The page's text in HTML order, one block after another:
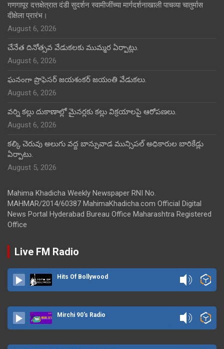
गणगापूर दत्तक्षेत्रात दंडी सुदर्शन स्वामीजींच्या मार्गदर्शनाखाली पाचव्या चातुर्मास
दीक्षेला प्रारंभ।
August 6, 2026
చేనేత దినోత్సవ వేడుకలకు ముమ్మర ఏర్పాట్లు.
August 6, 2026
ఘనంగా ప్రొఫెసర్ జయశంకర్ జయంతి వేడుకలు.
August 6, 2026
వర్ని కల్లు దుకాణాల్లో మైనర్లకు కల్లు విక్రయాలపై ఆరోపణలు.
August 6, 2026
కల్కి చెరువు అలుగు వద్ద బాన్సువాడ మున్సిపల్ అధికారుల బారికేడ్లు
ఏర్పాటు.
August 5, 2026
Mahima Khadicha Weekly Newspaper RNI No.
MAHMAR/2014/60387 MahimaKhadicha.com Official Digital
News Portal Hyderabad Bureau Office Maharashtra Registered
Office
Live FM Radio
Hits Of Bollywood
Mirchi 90's Radio